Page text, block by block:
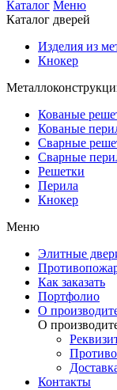
Каталог Меню
Каталог дверей
Изделия из
Кнокер
Кованые
Кованые
Сварные
Сварные
Решетки
Перила
Кнокер
Меню
Элитные
Как заказать
Портфолио
О
О
Контакты